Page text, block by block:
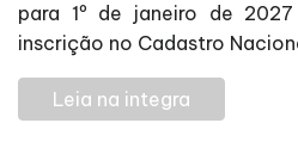
para 1º de janeiro de
inscrição no Cadastro
Leia na integra